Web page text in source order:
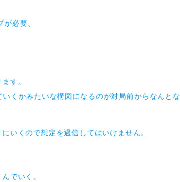
必要。
す。
くかみたいな構図になるのが対局前からなんとな
いくので想定を過信してはいけません。
でいく。